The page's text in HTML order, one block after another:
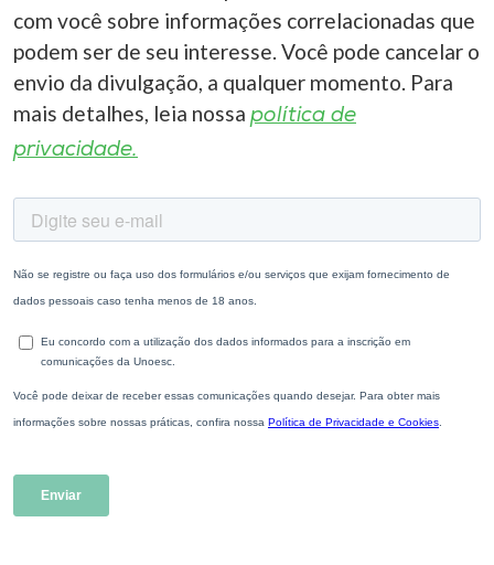
com você sobre informações correlacionadas que
podem ser de seu interesse. Você pode cancelar o
envio da divulgação, a qualquer momento. Para
mais detalhes, leia nossa política de
privacidade.